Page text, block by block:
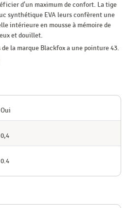
d'un maximum de confort. La tige
synthétique EVA leurs confèrent une
intérieure en mousse à mémoire de
et douillet.
la marque Blackfox a une pointure 43.
Oui
0,4
0.4